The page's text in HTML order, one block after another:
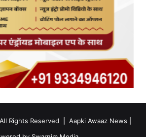
Rights Reserved | Aapki Awaaz News